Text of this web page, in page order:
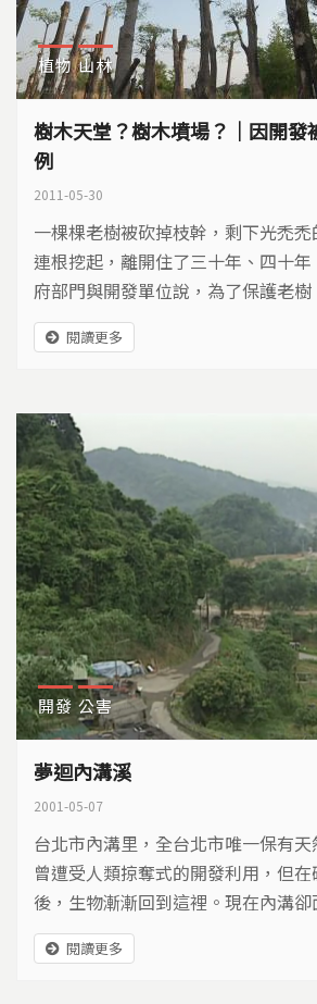
植物 山林
樹木天堂？樹木墳場？｜因開發
例
2011-05-30
一棵棵老樹被砍掉枝幹，剩下光禿
連根挖起，離開住了三十年、四十
府部門與開發單位說，為了保護老
到一個被稱為「樹木銀行」的地方。
是樹木重生的中繼站，還是凋零枯萎
閱讀更多
開發 公害
夢迴內溝溪
2001-05-07
台北市內溝里，全台北市唯一保有
曾遭受人類掠奪式的開發利用，但
後，生物漸漸回到這裡。現在內溝
北市議會選定內溝山區為第三掩埋場
易回歸的自然面貌夷為平地，下游的
閱讀更多